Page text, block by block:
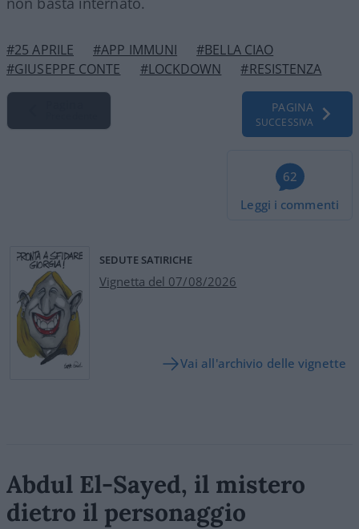
#25 APRILE #APP IMMUNI
#BELLA CIAO
#GIUSEPPE CONTE
#LOCKDOWN #RESISTENZA
PAGINA
SUCCESSIVA
62
Leggi i commenti
SEDUTE SATIRICHE
Vignetta del 07/08/2026
Vai all'archivio delle vignette
Abdul El-Sayed, il mistero
dietro il personaggio